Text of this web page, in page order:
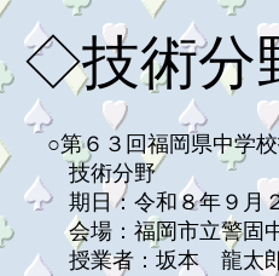
◇技術分
○第６３回福岡県中学
技術分野
期日：令和８年９月
会場：福岡市立警固
授業者：坂本 龍太